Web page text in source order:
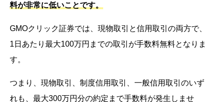
料が非常に低いことです。
GMOクリック証券では、現物取引と信用取引の両方で、
1日あたり最大100万円までの取引が手数料無料となりま
す。
つまり、現物取引、制度信用取引、一般信用取引のいず
れも、最大300万円分の約定まで手数料が発生しませ